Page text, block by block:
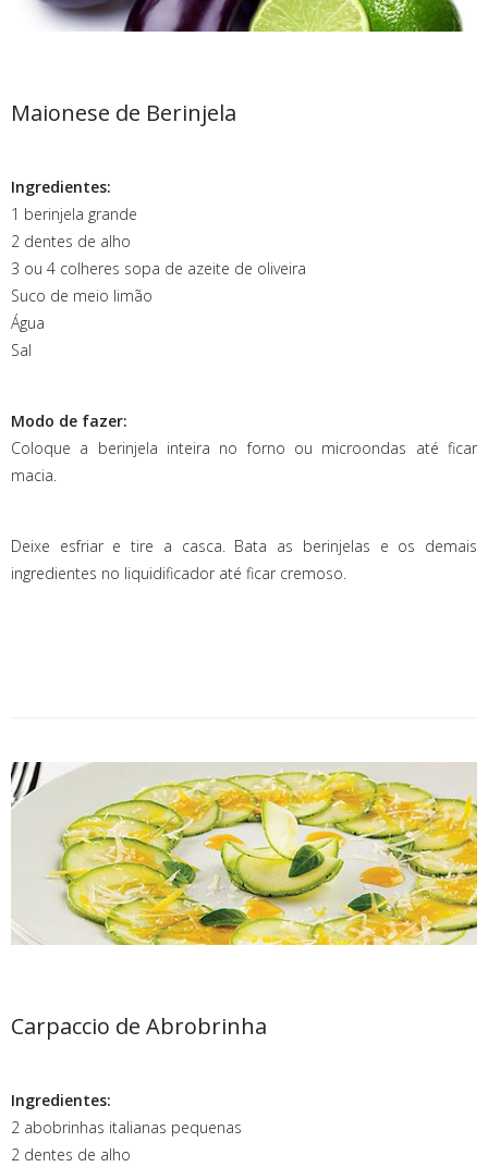
Maionese de Berinjela
Ingredientes:
1 berinjela grande
2 dentes de alho
3 ou 4 colheres sopa de azeite de oliveira
Suco de meio limão
Água
Sal
Modo de fazer:
Coloque a berinjela inteira no forno ou microondas até ficar
macia.
Deixe esfriar e tire a casca. Bata as berinjelas e os demais
ingredientes no liquidificador até ficar cremoso.
Carpaccio de Abrobrinha
Ingredientes:
2 abobrinhas italianas pequenas
2 dentes de alho